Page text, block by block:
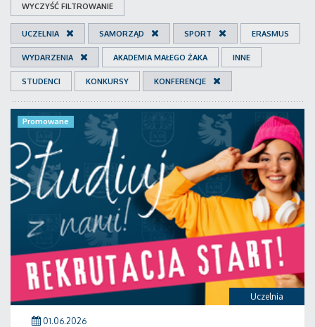
WYCZYŚĆ FILTROWANIE
UCZELNIA SAMORZĄD SPORT ERASMUS
WYDARZENIA AKADEMIA MAŁEGO ŻAKA INNE
STUDENCI KONKURSY KONFERENCJE
Uczelnia
Promowane
01.06.2026